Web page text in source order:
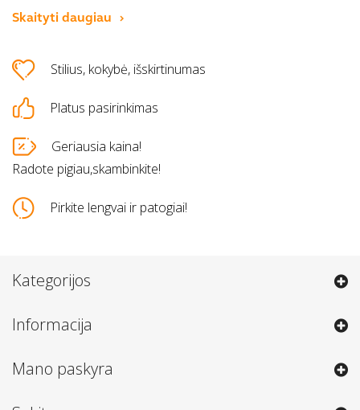
Skaityti daugiau
Stilius, kokybė, išskirtinumas
Platus pasirinkimas
Geriausia kaina!
Radote pigiau,skambinkite!
Pirkite lengvai ir patogiai!
Kategorijos
Informacija
Mano paskyra